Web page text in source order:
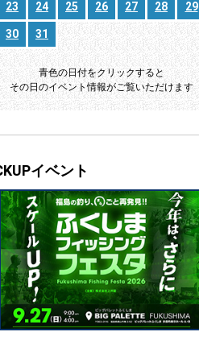
23 24 25 26 27 28 29
30 31
青色の日付をクリックすると
その日のイベント情報がご覧いただけます
イベント